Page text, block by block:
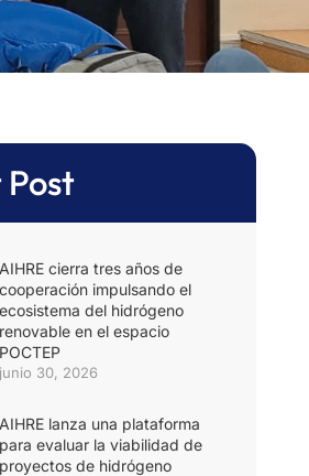
AIHRE cierra tres años de
cooperación impulsando el
ecosistema del hidrógeno
renovable en el espacio
POCTEP
junio 30, 2026
AIHRE lanza una plataforma
para evaluar la viabilidad de
proyectos de hidrógeno